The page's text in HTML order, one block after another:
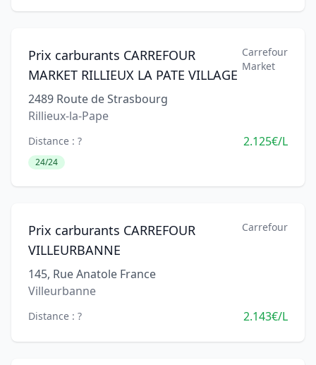
Prix carburants CARREFOUR
MARKET RILLIEUX LA PATE VILLAGE
Carrefour
Market
2489 Route de Strasbourg
Rillieux-la-Pape
Distance : ? 2.125€/L
24/24
Prix carburants CARREFOUR
VILLEURBANNE
Carrefour
145, Rue Anatole France
Villeurbanne
Distance : ? 2.143€/L